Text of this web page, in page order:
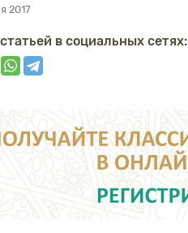
2017
в социальных сетях: